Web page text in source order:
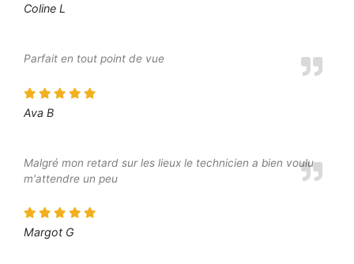
Coline L
Parfait en tout point de vue
Ava B
Malgré mon retard sur les lieux le technicien a bien voulu
m'attendre un peu
Margot G